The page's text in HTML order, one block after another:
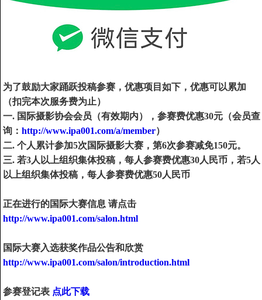
为了鼓励大家踊跃投稿参赛，优惠项目如下，优惠可以累加
（扣完本次服务费为止）
一. 国际摄影协会会员（有效期内），参赛费优惠30元（会员查
询： http://www.ipa001.com/a/member）
二. 个人累计参加5次国际摄影大赛，第6次参赛减免150元。
三. 若3人以上组织集体投稿，每人参赛费优惠30人民币，若5人
以上组织集体投稿，每人参赛费优惠50人民币
正在进行的国际大赛信息 请点击
http://www.ipa001.com/salon.html
国际大赛入选获奖作品公告和欣赏
http://www.ipa001.com/salon/introduction.html
参赛登记表 点此下载